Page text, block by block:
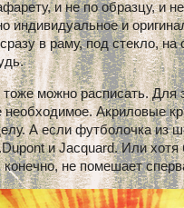
и не по образцу, и
индивидуальное и
в раму, под стекло, на
можно расписать. Для
необходимое. Акриловые
А если футболочка из
и Jaсquard. Или
конечно, не помешает